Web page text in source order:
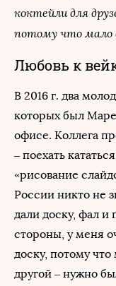
коктейли для
потому что мало
Любовь к
В 2016 г. два
которых был
офисе. Коллега
– поехать
«рисование
России никто не
дали доску, фал и
стороны, у меня
доску, потому
другой – нужно